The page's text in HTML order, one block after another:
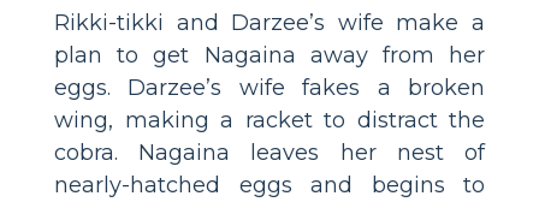
Rikki-tikki and Darzee’s wife make a
plan to get Nagaina away from her
eggs. Darzee’s wife fakes a broken
wing, making a racket to distract the
cobra. Nagaina leaves her nest of
nearly-hatched eggs and begins to